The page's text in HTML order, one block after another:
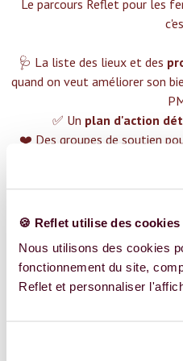
🍪 Reflet utilise des cookies
Nous utilisons des cookies
fonctionnement du site,
Reflet et personnaliser
Le parcours Reflet pour les
🩺 La liste des lieux et des
quand on veut améliorer son
✅ Un plan d'action
❤️ Des groupes de soutien
😉 Du contenu avec tout
TROUVER
Plus de 400 femmes